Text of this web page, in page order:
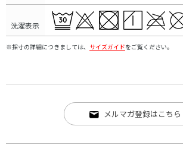
洗濯表示
※採寸の詳細につきましては、 サイズガイドをご覧ください。
メルマガ登録はこちら